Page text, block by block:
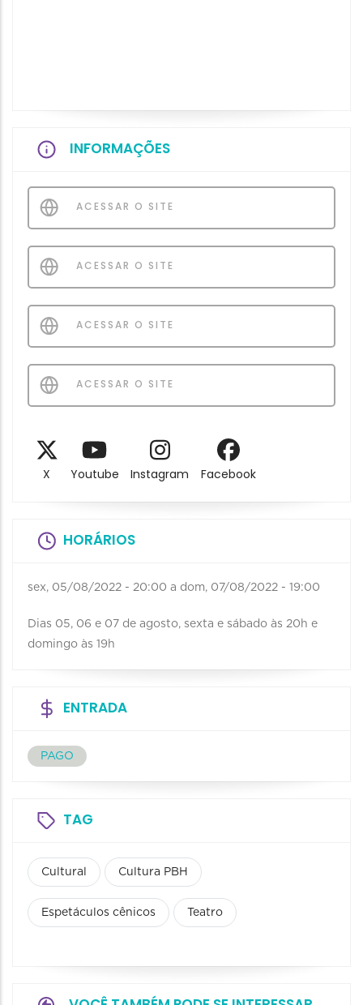
INFORMAÇÕES
ACESSAR O SITE
ACESSAR O SITE
ACESSAR O SITE
ACESSAR O SITE
X Youtube Instagram Facebook
HORÁRIOS
sex, 05/08/2022 - 20:00 a dom, 07/08/2022 - 19:00
Dias 05, 06 e 07 de agosto, sexta e sábado às 20h e
domingo às 19h
ENTRADA
PAGO
TAG
Cultural Cultura PBH
Espetáculos cênicos Teatro